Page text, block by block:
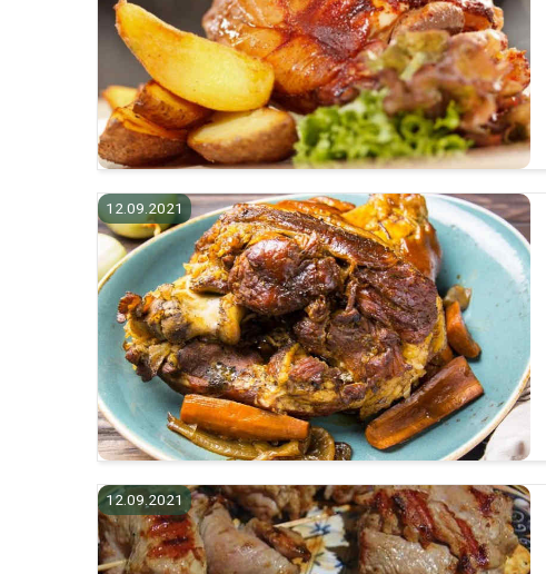
12.09.2021
12.09.2021